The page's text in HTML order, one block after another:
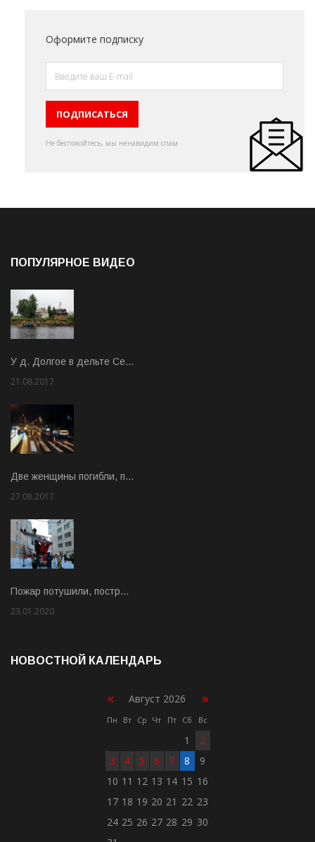
Оформите подписку
Не беспокойтесь, мы ненавидим спам
ПОПУЛЯРНОЕ ВИДЕО
У д. Долгое в дельте Се…
21.08.2017
Две женщины погибли, п…
27.08.2017
Пожар потушили, постр…
23.01.2020
НОВОСТНОЙ КАЛЕНДАРЬ
« Август 2026 »
Пн Вт Ср Чт Пт Сб Вс
1
2
3
4 5 6 7 8
9
10 11 12 13 14 15 16
17 18 19 20 21 22 23
24 25 26 27 28 29 30